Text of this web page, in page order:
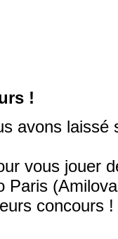
!
avons laissé
vous jouer
Paris
concours !